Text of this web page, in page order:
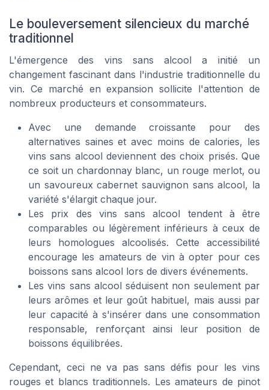
Le bouleversement silencieux du marché
traditionnel
L'émergence des vins sans alcool a initié un
changement fascinant dans l'industrie traditionnelle du
vin. Ce marché en expansion sollicite l'attention de
nombreux producteurs et consommateurs.
Avec une demande croissante pour des
alternatives saines et avec moins de calories, les
vins sans alcool deviennent des choix prisés. Que
ce soit un chardonnay blanc, un rouge merlot, ou
un savoureux cabernet sauvignon sans alcool, la
variété s'élargit chaque jour.
Les prix des vins sans alcool tendent à être
comparables ou légèrement inférieurs à ceux de
leurs homologues alcoolisés. Cette accessibilité
encourage les amateurs de vin à opter pour ces
boissons sans alcool lors de divers événements.
Les vins sans alcool séduisent non seulement par
leurs arômes et leur goût habituel, mais aussi par
leur capacité à s'insérer dans une consommation
responsable, renforçant ainsi leur position de
boissons équilibrées.
Cependant, ceci ne va pas sans défis pour les vins
rouges et blancs traditionnels. Les amateurs de pinot